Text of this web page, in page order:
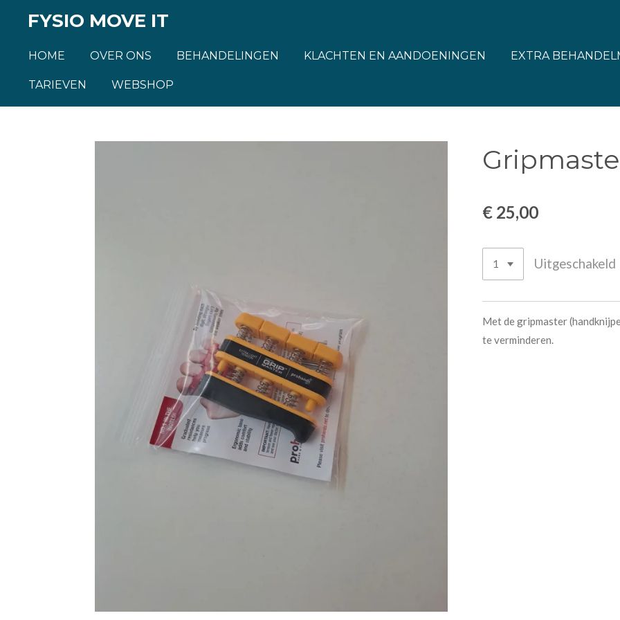
hoofdinhoud
FYSIO MOVE IT
HOME OVER ONS BEHANDELINGEN KLACHTEN EN AANDOENINGEN EXTRA
TARIEVEN WEBSHOP
€ 25,00
Uitgeschakeld
Met de gripmaster
te verminderen.